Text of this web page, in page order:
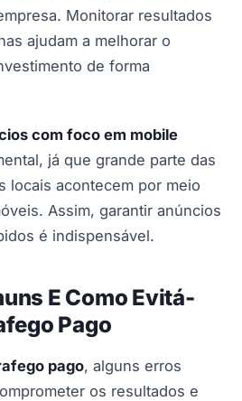
Monitorar resultados
ajudam a melhorar o
de forma
com foco em mobile
já que grande parte das
locais acontecem por meio
Assim, garantir anúncios
é indispensável.
E Como Evitá-
Pago
pago, alguns erros
os resultados e